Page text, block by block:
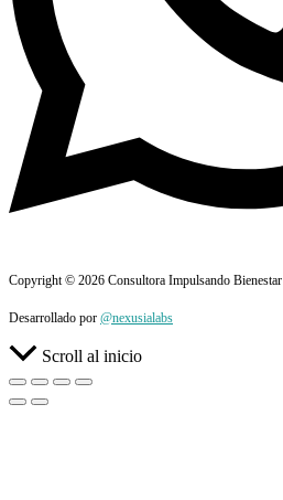
Copyright © 2026 Consultora Impulsando Bienestar
Desarrollado por @nexusialabs
Scroll al inicio